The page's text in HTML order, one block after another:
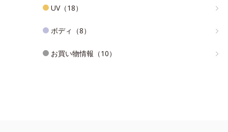
UV（18）
ボディ（8）
お買い物情報（10）